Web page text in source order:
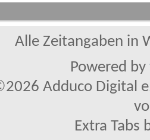
Alle Zeitangaben in
Powered by
Adduco Digital
Extra Tabs